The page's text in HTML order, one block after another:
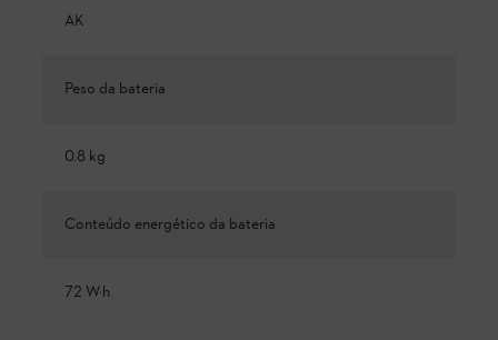
AK
Peso da bateria
0.8 kg
Conteúdo energético da bateria
72 W·h